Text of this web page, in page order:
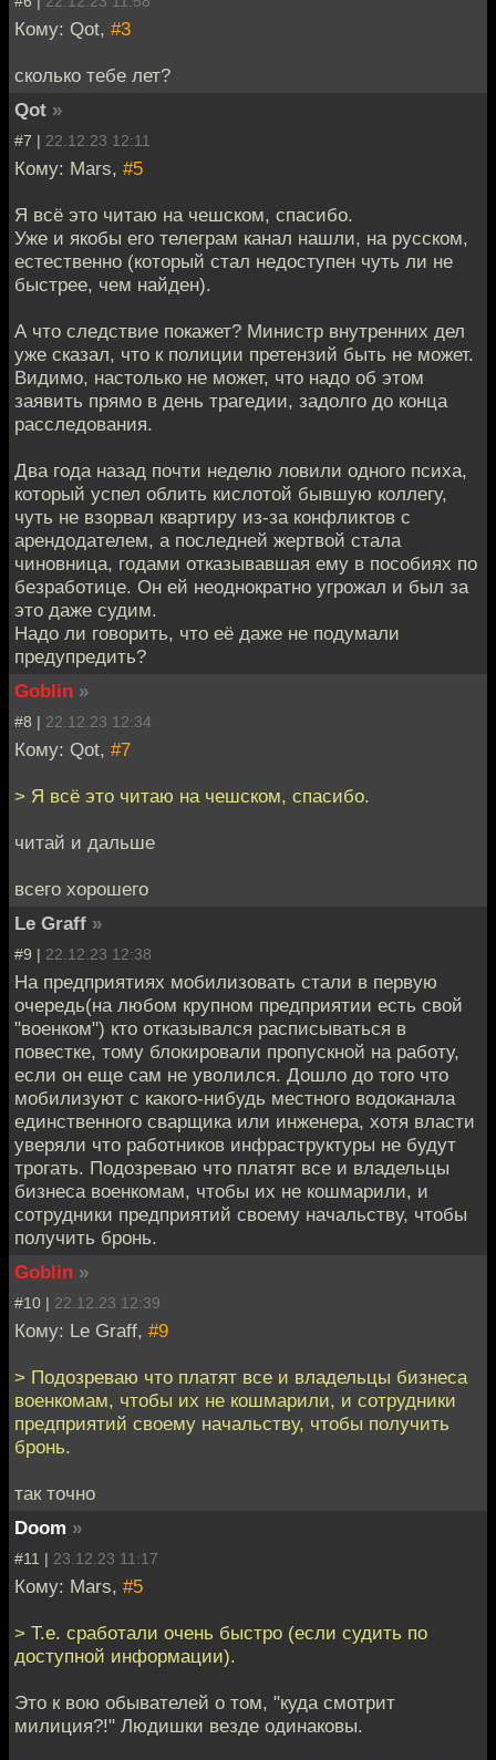
Кому: Qot, #3
сколько тебе лет?
Qot »
#7 | 22.12.23 12:11
Кому: Mars, #5
Я всё это читаю на чешском, спасибо.
Уже и якобы его телеграм канал нашли, на русском,
естественно (который стал недоступен чуть ли не
быстрее, чем найден).
А что следствие покажет? Министр внутренних дел
уже сказал, что к полиции претензий быть не может.
Видимо, настолько не может, что надо об этом
заявить прямо в день трагедии, задолго до конца
расследования.
Два года назад почти неделю ловили одного психа,
который успел облить кислотой бывшую коллегу,
чуть не взорвал квартиру из-за конфликтов с
арендодателем, а последней жертвой стала
чиновница, годами отказывавшая ему в пособиях по
безработице. Он ей неоднократно угрожал и был за
это даже судим.
Надо ли говорить, что её даже не подумали
предупредить?
Goblin »
#8 | 22.12.23 12:34
Кому: Qot, #7
> Я всё это читаю на чешском, спасибо.
читай и дальше
всего хорошего
Le Graff »
#9 | 22.12.23 12:38
На предприятиях мобилизовать стали в первую
очередь(на любом крупном предприятии есть свой
"военком") кто отказывался расписываться в
повестке, тому блокировали пропускной на работу,
если он еще сам не уволился. Дошло до того что
мобилизуют с какого-нибудь местного водоканала
единственного сварщика или инженера, хотя власти
уверяли что работников инфраструктуры не будут
трогать. Подозреваю что платят все и владельцы
бизнеса военкомам, чтобы их не кошмарили, и
сотрудники предприятий своему начальству, чтобы
получить бронь.
Goblin »
#10 | 22.12.23 12:39
Кому: Le Graff, #9
> Подозреваю что платят все и владельцы бизнеса
военкомам, чтобы их не кошмарили, и сотрудники
предприятий своему начальству, чтобы получить
бронь.
так точно
Doom »
#11 | 23.12.23 11:17
Кому: Mars, #5
> Т.е. сработали очень быстро (если судить по
доступной информации).
Это к вою обывателей о том, "куда смотрит
милиция?!" Людишки везде одинаковы.